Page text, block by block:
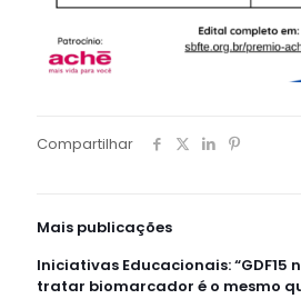
Compartilhar
Mais publicações
Iniciativas Educacionais: “GDF15
tratar biomarcador é o mesmo